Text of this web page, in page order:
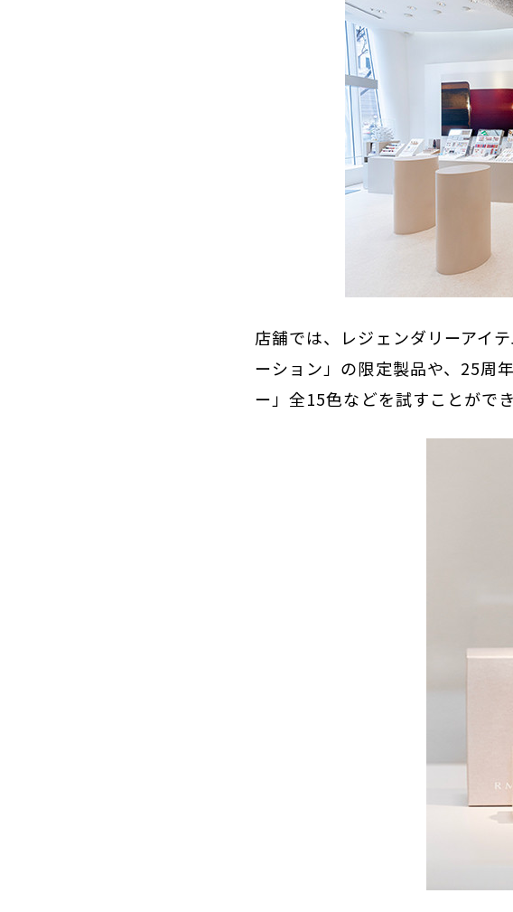
店舗では、レジェンダリーアイ
ーション」の限定製品や、25周
ー」全15色などを試すことができ